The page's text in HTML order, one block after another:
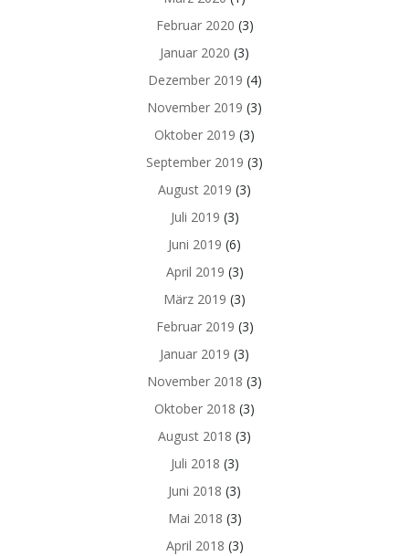
Februar 2020 (3)
Januar 2020 (3)
Dezember 2019 (4)
November 2019 (3)
Oktober 2019 (3)
September 2019 (3)
August 2019 (3)
Juli 2019 (3)
Juni 2019 (6)
April 2019 (3)
März 2019 (3)
Februar 2019 (3)
Januar 2019 (3)
November 2018 (3)
Oktober 2018 (3)
August 2018 (3)
Juli 2018 (3)
Juni 2018 (3)
Mai 2018 (3)
April 2018 (3)